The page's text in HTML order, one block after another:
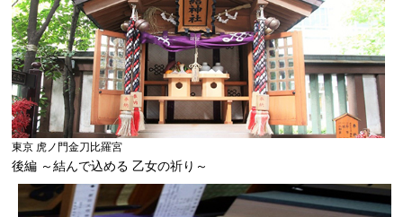
東京 虎ノ門金刀比羅宮
後編 ～結んで込める 乙女の祈り～